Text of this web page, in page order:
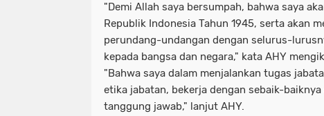
"Demi Allah saya bersumpah, bahwa saya
Republik Indonesia Tahun 1945, serta akan
perundang-undangan dengan selurus-
kepada bangsa dan negara," kata AHY
"Bahwa saya dalam menjalankan tugas
etika jabatan, bekerja dengan sebaik-
tanggung jawab," lanjut AHY.